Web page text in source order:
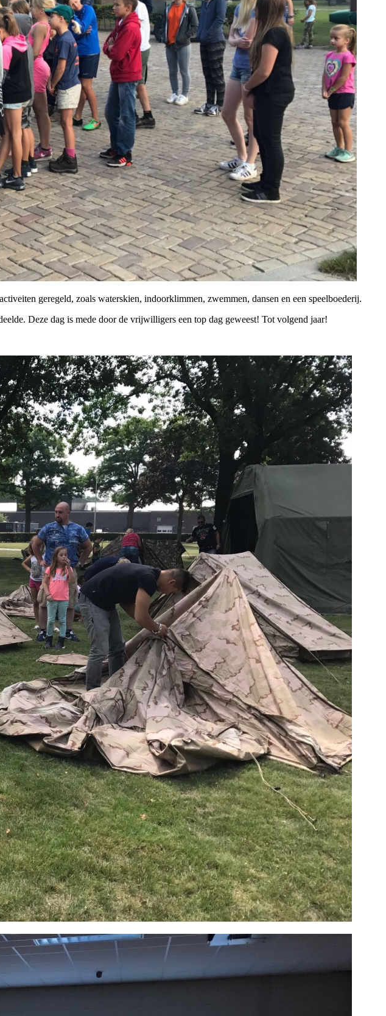
geregeld, zoals waterskien, indoorklimmen, zwemmen, dansen en een speelboederij.
Deze dag is mede door de vrijwilligers een top dag geweest! Tot volgend jaar!